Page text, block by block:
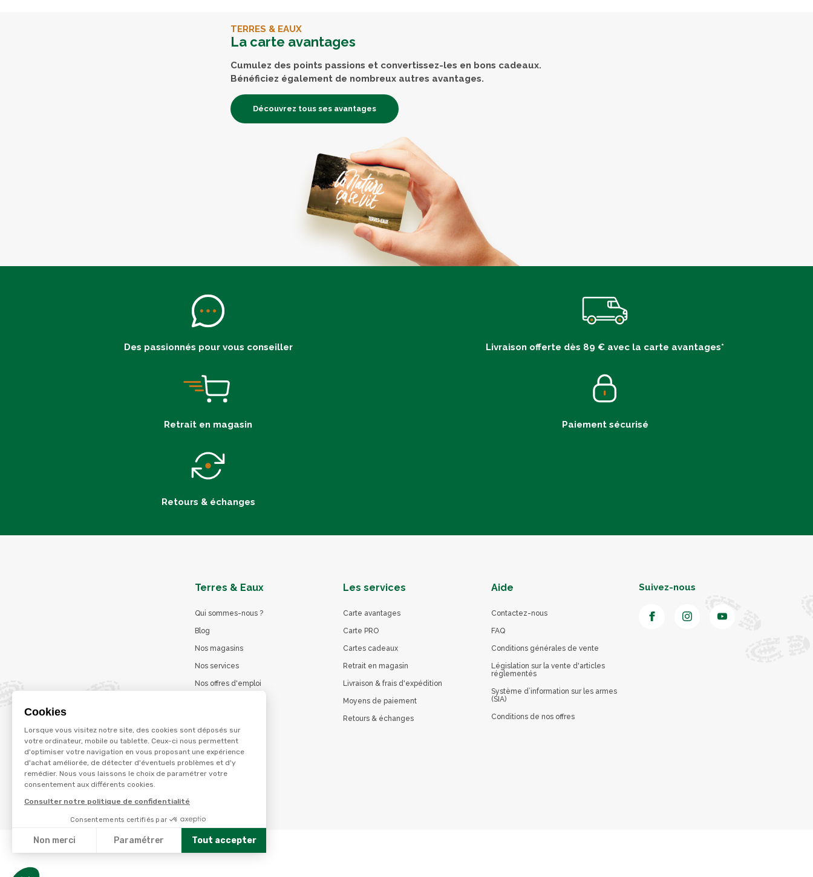
Cookies
Lorsque vous visitez notre site, des cookies sont déposés sur
votre ordinateur, mobile ou tablette. Ceux-ci nous permettent
d'optimiser votre navigation en vous proposant une expérience
d'achat améliorée, de détecter d'éventuels problèmes et d'y
remédier. Nous vous laissons le choix de paramétrer votre
consentement aux différents cookies.
Consulter notre politique de confidentialité
Consentements certifiés par
Non merci Paramétrer Tout accepter
Plateforme de Gestion du Consentement : Personnalisez vos Options
TERRES & EAUX
La carte avantages
Cumulez des points passions et convertissez-les en bons cadeaux.
Bénéficiez également de nombreux autres avantages.
Découvrez tous ses avantages
Des passionnés pour vous conseiller Livraison offerte dès 89 € avec la carte avantages*
Retrait en magasin Paiement sécurisé
Retours & échanges
Terres & Eaux
Qui sommes-nous ?
Blog
Nos magasins
Nos services
Nos offres d'emploi
La marque Terzéo
Les services
Carte avantages
Carte PRO
Cartes cadeaux
Retrait en magasin
Livraison & frais d'expédition
Moyens de paiement
Retours & échanges
Aide
Contactez-nous
FAQ
Conditions générales de vente
Législation sur la vente d'articles
réglementés
Système d’information sur les armes
(SIA)
Conditions de nos offres
Suivez-nous
© Terres et eaux 2026
Politique de confidentialité